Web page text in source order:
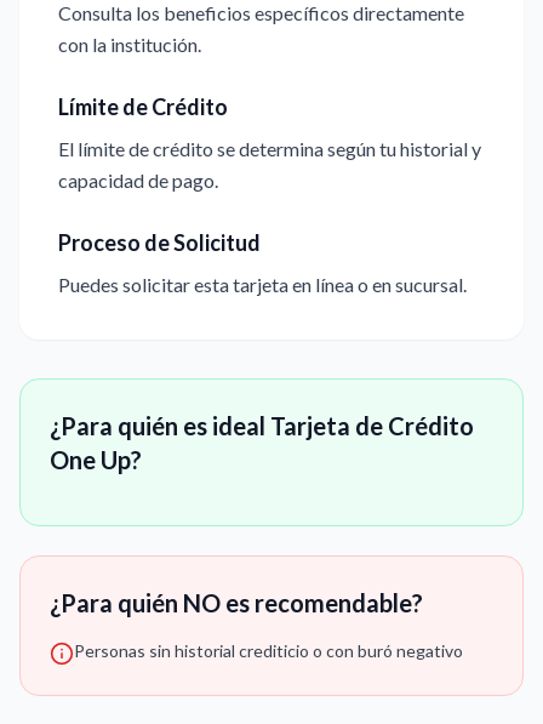
Consulta los beneficios específicos directamente
con la institución.
Límite de Crédito
El límite de crédito se determina según tu historial y
capacidad de pago.
Proceso de Solicitud
Puedes solicitar esta tarjeta en línea o en sucursal.
¿Para quién es ideal Tarjeta de Crédito
One Up?
¿Para quién NO es recomendable?
Personas sin historial crediticio o con buró negativo